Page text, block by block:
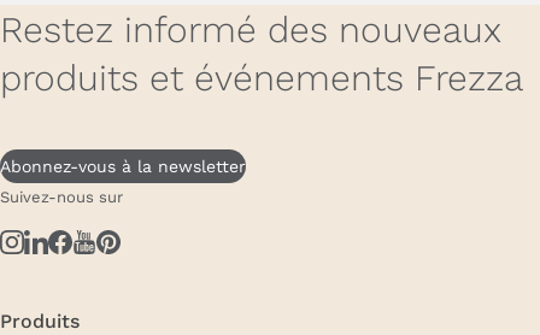
Restez informé des nouveaux
produits et événements Frezza
Abonnez-vous à la newsletter
Suivez-nous sur
Produits